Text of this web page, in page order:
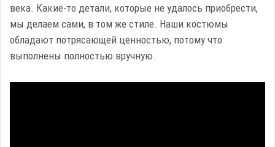
века. Какие-то детали, которые не удалось приобрести,
мы делаем сами, в том же стиле. Наши костюмы
обладают потрясающей ценностью, потому что
выполнены полностью вручную.